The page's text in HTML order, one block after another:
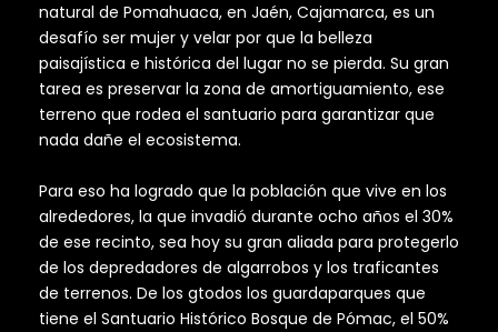
natural de Pomahuaca, en Jaén, Cajamarca, es un
desafío ser mujer y velar por que la belleza
paisajística e histórica del lugar no se pierda. Su gran
tarea es preservar la zona de amortiguamiento, ese
terreno que rodea el santuario para garantizar que
nada dañe el ecosistema.
Para eso ha logrado que la población que vive en los
alrededores, la que invadió durante ocho años el 30%
de ese recinto, sea hoy su gran aliada para protegerlo
de los depredadores de algarrobos y los traficantes
de terrenos. De los gtodos los guardaparques que
tiene el Santuario Histórico Bosque de Pómac, el 50%